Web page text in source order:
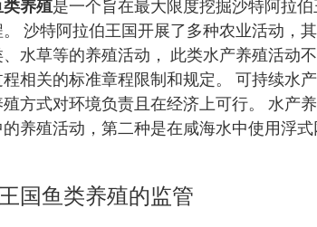
养殖是一个旨在最大限度挖掘沙特阿拉
沙特阿拉伯王国开展了多种农业活动，
水草等的养殖活动， 此类水产养殖活动
相关的标准章程限制和规定。 可持续水
方式对环境负责且在经济上可行。 水产
养殖活动，第二种是在咸海水中使用浮式
国鱼类养殖的监管